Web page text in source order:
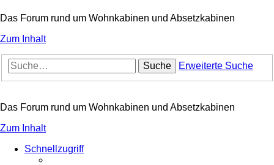
Das Forum rund um Wohnkabinen und Absetzkabinen
Zum Inhalt
Suche Erweiterte Suche
Das Forum rund um Wohnkabinen und Absetzkabinen
Zum Inhalt
Schnellzugriff